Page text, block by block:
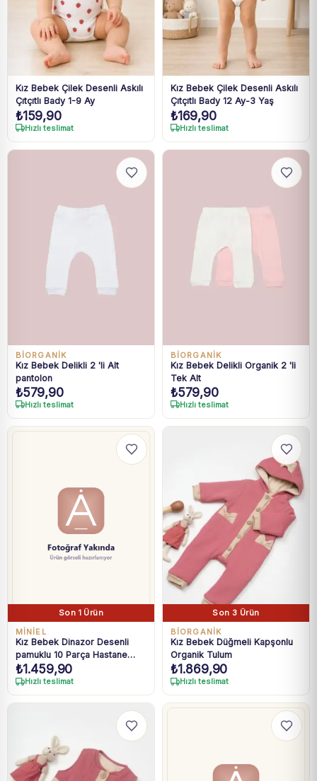
Kız Bebek Çilek Desenli Askılı
Çıtçıtlı Bady 1-9 Ay
₺159,90
Hızlı teslimat
Kız Bebek Çilek Desenli Askılı
Çıtçıtlı Bady 12 Ay-3 Yaş
₺169,90
Hızlı teslimat
BIORGANIK
Kız Bebek Delikli 2 'li Alt
pantolon
₺579,90
Hızlı teslimat
BIORGANIK
Kız Bebek Delikli Organik 2 'li
Tek Alt
₺579,90
Hızlı teslimat
Son 1 Ürün
MINIEL
Kız Bebek Dinazor Desenli
pamuklu 10 Parça Hastane
Çıkışı
₺1.459,90
Hızlı teslimat
Son 3 Ürün
BIORGANIK
Kız Bebek Düğmeli Kapşonlu
Organik Tulum
₺1.869,90
Hızlı teslimat